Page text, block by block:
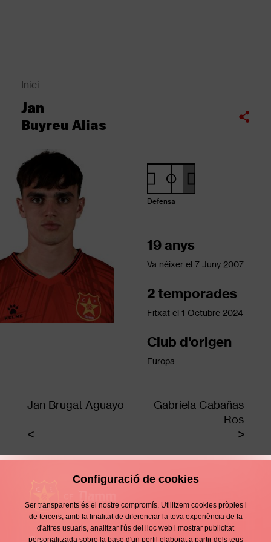
Fil
d'Ariadna
Inici
Jan
Buyreu Alias
Compartir
Defensa
19 anys
Va néixer el 7 Juny 2007
2 temporades
Fitxat el 1 Octubre 2024
Club d'origen
Europa
Jan Brugat Aguayo
Gabriela Cabañas
Ros
Contacte
Configuració de cookies
Ser transparents és el nostre compromís. Utilitzem cookies pròpies i
de tercers, amb la finalitat de diferenciar la teva experiència de la
d'altres usuaris, analitzar l'ús del lloc web i mostrar publicitat
personalitzada sobre la base d'un perfil elaborat a partir dels teus